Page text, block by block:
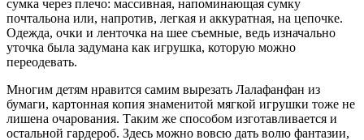
сумка через плечо: массивная, напоминающая сумку
почтальона или, напротив, легкая и аккуратная, на цепочке.
Одежда, очки и ленточка на шее съемные, ведь изначально
уточка была задумана как игрушка, которую можно
переодевать.
Многим детям нравится самим вырезать Лалафанфан из
бумаги, картонная копия знаменитой мягкой игрушки тоже не
лишена очарования. Таким же способом изготавливается и
остальной гардероб. Здесь можно вовсю дать волю фантазии,